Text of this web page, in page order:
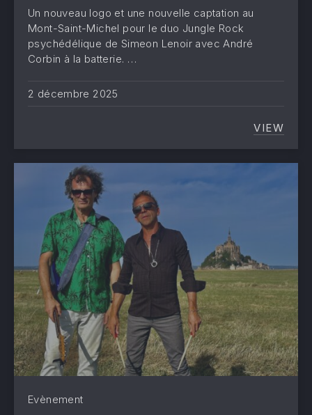
Un nouveau logo et une nouvelle captation au
Mont-Saint-Michel pour le duo Jungle Rock
psychédélique de Simeon Lenoir avec André
Corbin à la batterie. …
2 décembre 2025
VIEW
UN
Evènement